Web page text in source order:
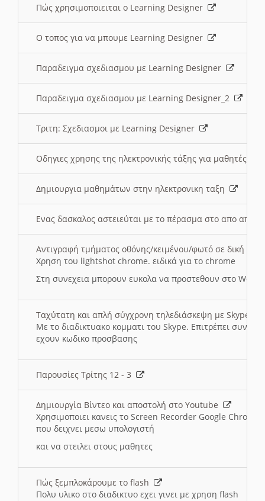
Πώς χρησιμοποιειται ο Learning Designer
O τοπος για να μπουμε Learning Designer
Παραδειγμα σχεδιασμου με Learning Designer
Παραδειγμα σχεδιασμου με Learning Designer_2
Τριτη: Σχεδιασμοι με Learning Designer
Οδηγιες χρησης της ηλεκτρονικής τάξης για μαθητές
Δημιουργια μαθημάτων στην ηλεκτρονικη ταξη
Ενας δασκαλος αστειεύται με το πέρασμα στο απο
Αντιγραφή τμήματος οθόνης/κειμένου/φωτό σε δική
Χρηση του lightshot chrome. ειδικά για το chrome
Στη συνεχεια μπορουν ευκολα να προστεθουν στο Word
Ταχύτατη και απλή σύγχρονη τηλεδιάσκεψη με Skype
Με το διαδικτυακο κομματι του Skype. Επιτρέπει
εχουν κωδικο προσβασης
Παρουσίες Τρίτης 12 - 3
Δημιουργία Βίντεο και αποστολή στο Youtube
Χρησιμοποιει κανεις το Screen Recorder Google Chrome
που δειχνει μεσω υπολογιστή
και να στειλει στους μαθητες
Πώς ξεμπλοκάρουμε το flash
Πολυ υλικο στο διαδικτυο εχει γινει με χρηση flash